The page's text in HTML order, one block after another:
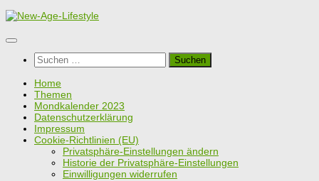
Zum
springen
Suchen
nach:
Home
Themen
Mondkalender 2023
Datenschutzerklärung
Impressum
Cookie-Richtlinien (EU)
Privatsphäre-Einstellungen ändern
Historie der Privatsphäre-Einstellungen
Einwilligungen widerrufen